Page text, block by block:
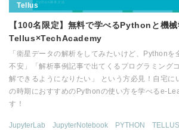
Tellus
【100名限定】無料で学べるPythonと機
Tellus×TechAcademy
「衛星データの解析をしてみたいけど、Pythonを
不安」「解析事例記事で出てくるプログラミング
解できるようになりたい」 という方必見！自宅に
の時期におすすめのPythonの使い方を学べるe-
す！
JupyterLab JupyterNotebook PYTHON TELLUS